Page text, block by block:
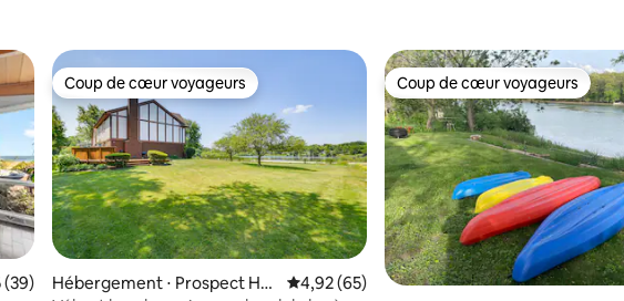
moyenne sur la base de 39 commentaires : 5 sur 5
(39)
Coup de cœur voyageurs
Coup de cœur voyageurs
Hébergement ⋅ Prospect Hei
Évaluation moyenne sur la base de 65
4,92 (65)
Coup de cœur voyageurs
Coup de cœur voyageurs